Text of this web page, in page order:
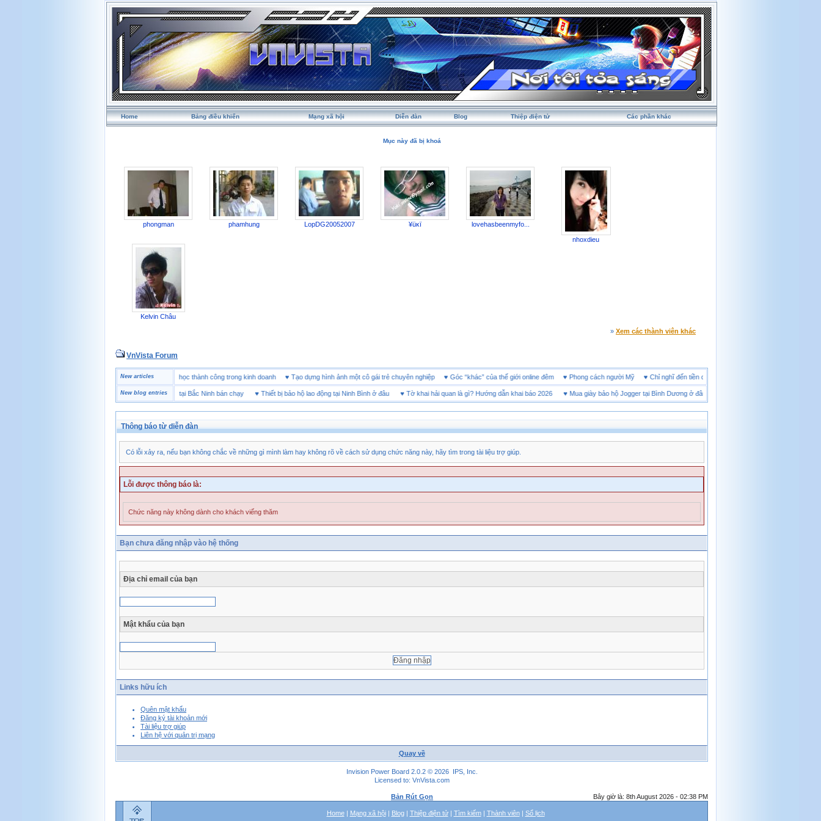
Home Bảng điều khiển Mạng xã hội Diễn đàn Blog Thiệp điện tử Các phần khác
Mục này đã bị khoá
phongman phamhung LopDG20052007 ¥üĸï lovehasbeenmyfo...
nhoxdieu
Kelvin Châu
» Xem các thành viên khác
VnVista Forum
New articles
Một số câu hỏi phỏng vấn “đặc biệt” của Microsoft 4 bài học thành công trong kinh doanh ♥Tạo dựng hình ảnh một cô gái trẻ chuyên nghiệp ♥ Góc “khác” của thế giới online đêm ♥Phong cách người Mỹ ♥Chỉ nghĩ đến tiền cũng làm người ta ích kỷ
New blog entries
Thương hiệu giày bảo hộ tại Bắc Ninh bán chạy♥ Thiết bị bảo hộ lao động tại Ninh Bình ở đâu♥ Tờ khai hải quan là gì? Hướng dẫn khai báo 2026♥ Mua giày bảo hộ Jogger tại Bình Dương ở đâu tốt♥
Thông báo từ diễn đàn
Có lỗi xảy ra, nếu bạn không chắc về những gì mình làm hay không rõ về cách sử dụng chức năng này, hãy tìm trong tài liệu trợ giúp.
Lỗi được thông báo là:
Chức năng này không dành cho khách viếng thăm
Bạn chưa đăng nhập vào hệ thống
Địa chỉ email của bạn
Mật khẩu của bạn
Links hữu ích
Quên mật khẩu
Đăng ký tài khoản mới
Tài liệu trợ giúp
Liên hệ với quản trị mạng
Quay về
Invision Power Board 2.0.2 © 2026 IPS, Inc.
Licensed to: VnVista.com
Bản Rút Gọn Bây giờ là: 8th August 2026 - 02:38 PM
Home| Mạng xã hội| Blog| Thiệp điện tử| Tìm kiếm| Thành viên| Sổ lịch